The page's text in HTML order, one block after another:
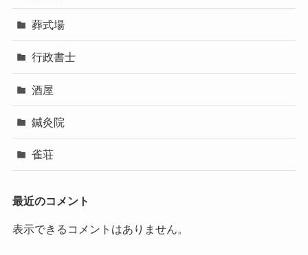
葬式場
行政書士
酒屋
鍼灸院
雀荘
最近のコメント
表示できるコメントはありません。